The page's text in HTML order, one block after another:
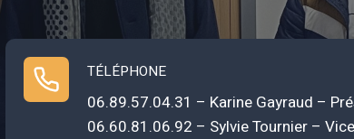
TÉLÉPHONE
06.89.57.04.31 – Karine Gayraud –
06.60.81.06.92 – Sylvie Tournier –